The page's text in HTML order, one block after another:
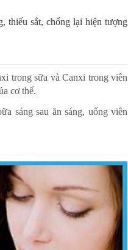
thiếu sắt, chống lại hiện tượng
trong sữa và Canxi trong viên
cơ thể.
sáng sau ăn sáng, uống viên